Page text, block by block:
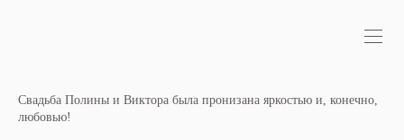
Свадьба Полины и Виктора была пронизана яркостью и, конечно,
любовью!